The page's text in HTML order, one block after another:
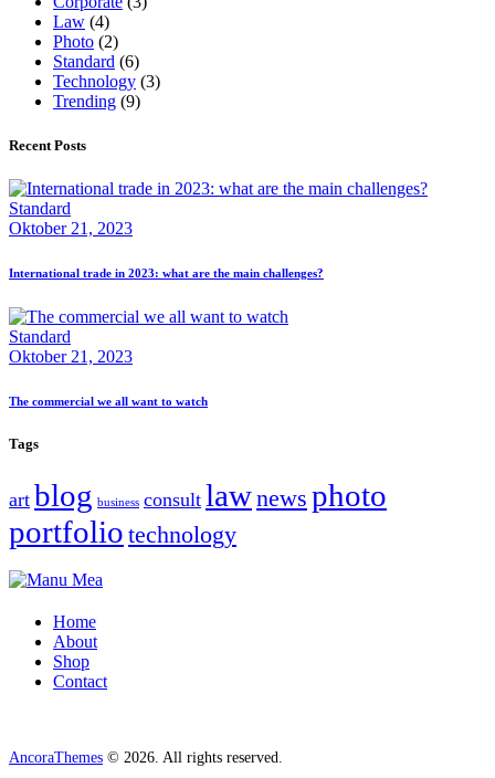
Law (4)
Photo (2)
Standard (6)
Technology (3)
Trending (9)
Recent Posts
Standard
Oktober 21, 2023
International trade in 2023: what are the main challenges?
Standard
Oktober 21, 2023
The commercial we all want to watch
Tags
art blog business consult lawnews photo
portfolio technology
Home
About
Shop
Contact
AncoraThemes © 2026. All rights reserved.